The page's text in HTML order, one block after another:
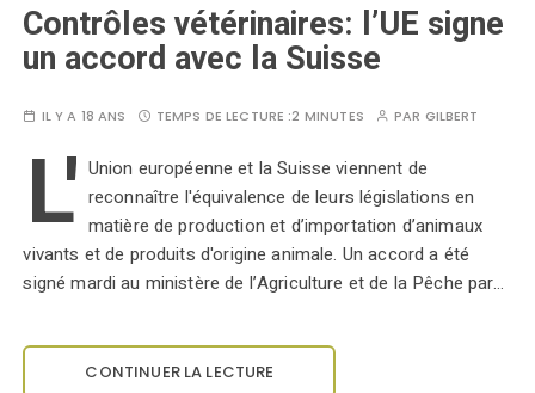
Contrôles vétérinaires: l’UE signe
un accord avec la Suisse
IL Y A 18 ANS TEMPS DE LECTURE :2 MINUTES PAR GILBERT
L' Union européenne et la Suisse viennent de
reconnaître l'équivalence de leurs législations en
matière de production et d’importation d’animaux
vivants et de produits d'origine animale. Un accord a été
signé mardi au ministère de l’Agriculture et de la Pêche par…
CONTINUER LA LECTURE